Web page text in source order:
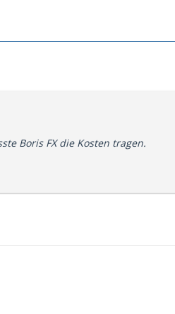
Boris FX die Kosten tragen.